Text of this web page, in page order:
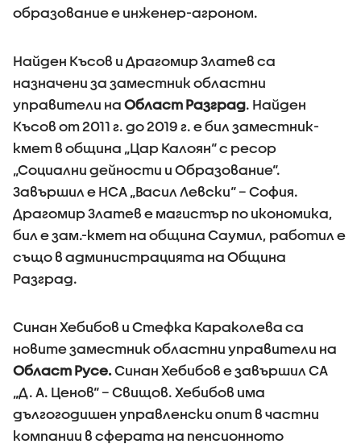
образование е инженер-агроном.
Найден Късов и Драгомир Златев са
назначени за заместник областни
управители на Област Разград. Найден
Късов от 2011 г. до 2019 г. е бил заместник-
кмет в община „Цар Калоян“ с ресор
„Социални дейности и Образование“.
Завършил е НСА „Васил Левски“ – София.
Драгомир Златев е магистър по икономика,
бил е зам.-кмет на община Саумил, работил е
също в администрацията на Община
Разград.
Синан Хебибов и Стефка Караколева са
новите заместник областни управители на
Област Русе.Синан Хебибов е завършил СА
„Д. А. Ценов“ – Свищов. Хебибов има
дългогодишен управленски опит в частни
компании в сферата на пенсионното